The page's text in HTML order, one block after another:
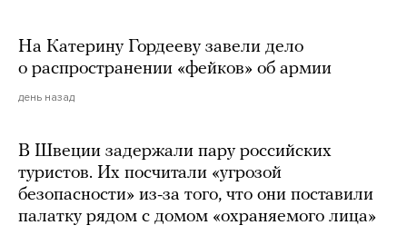
На Катерину Гордееву завели дело
о распространении «фейков» об армии
день назад
В Швеции задержали пару российских
туристов. Их посчитали «угрозой
безопасности» из-за того, что они поставили
палатку рядом с домом «охраняемого лица»